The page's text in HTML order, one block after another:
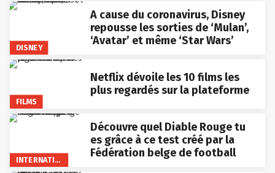
DISNEY
A cause du coronavirus, Disney
repousse les sorties de ‘Mulan’,
‘Avatar’ et même ‘Star Wars’
FILMS
Netflix dévoile les 10 films les
plus regardés sur la plateforme
INTERNATIONAL
Découvre quel Diable Rouge tu
es grâce à ce test créé par la
Fédération belge de football